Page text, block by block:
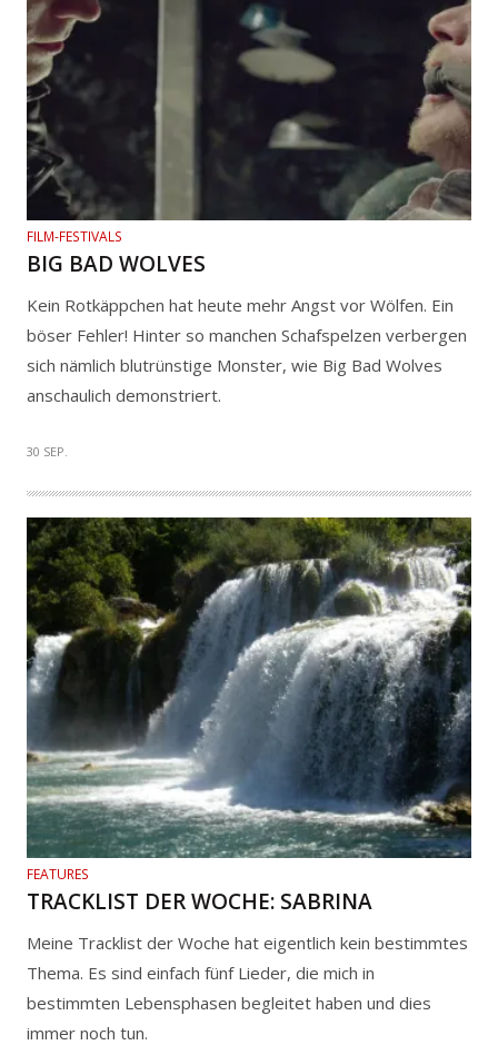
FILM-FESTIVALS
BIG BAD WOLVES
Kein Rotkäppchen hat heute mehr Angst vor Wölfen. Ein
böser Fehler! Hinter so manchen Schafspelzen verbergen
sich nämlich blutrünstige Monster, wie Big Bad Wolves
anschaulich demonstriert.
30 SEP.
FEATURES
TRACKLIST DER WOCHE: SABRINA
Meine Tracklist der Woche hat eigentlich kein bestimmtes
Thema. Es sind einfach fünf Lieder, die mich in
bestimmten Lebensphasen begleitet haben und dies
immer noch tun.